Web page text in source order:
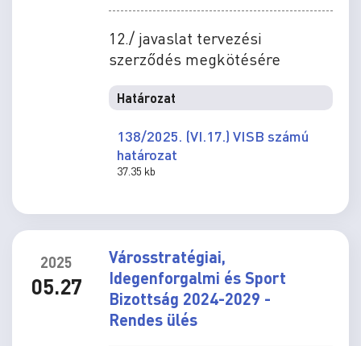
12./ javaslat tervezési
szerződés megkötésére
Határozat
138/2025. (VI.17.) VISB számú
határozat
37.35 kb
2025
05.27
Városstratégiai,
Idegenforgalmi és Sport
Bizottság 2024-2029 -
Rendes ülés